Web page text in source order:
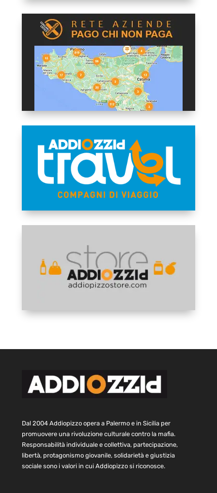
Dal 2004 Addiopizzo opera a Palermo e in Sicilia per
promuovere una rivoluzione culturale contro la mafia.
Responsabilità individuale e collettiva, partecipazione,
libertà, protagonismo giovanile, solidarietà e giustizia
sociale sono i valori in cui Addiopizzo si riconosce.